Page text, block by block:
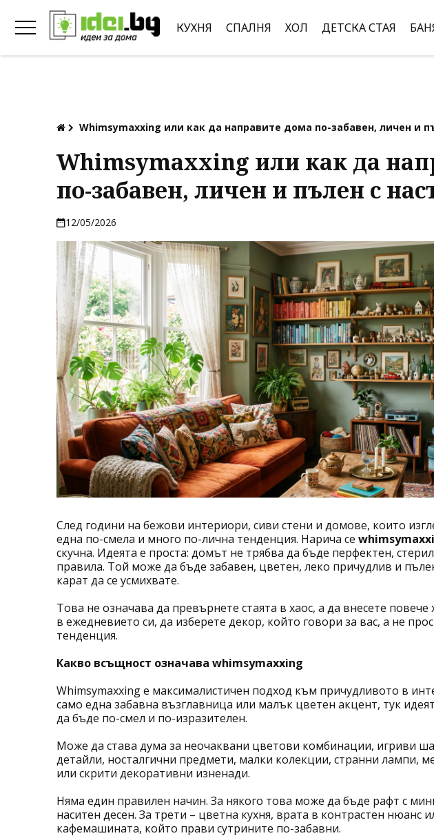
КУХНЯ СПАЛНЯ ХОЛ ДЕТСКА СТАЯ
Whimsymaxxing или как да направите дома по-забавен, личен и
Whimsymaxxing или как да
по-забавен, личен и пълен с
12/05/2026
След години на бежови интериори, сиви стени и домове, които
една по-смела и много по-лична тенденция. Нарича се
скучна. Идеята е проста: домът не трябва да бъде перфектен,
правила. Той може да бъде забавен, цветен, леко причудлив и
карат да се усмихвате.
Това не означава да превърнете стаята в хаос, а да внесете повече
в ежедневието си, да изберете декор, който говори за вас, а не
тенденция.
Какво всъщност означава whimsymaxxing
Whimsymaxxing е максималистичен подход към причудливото в
само една забавна възглавница или малък цветен акцент, тук
да бъде по-смел и по-изразителен.
Може да става дума за неочаквани цветови комбинации, игриви
детайли, носталгични предмети, малки колекции, странни лампи,
или скрити декоративни изненади.
Няма един правилен начин. За някого това може да бъде рафт с
наситен десен. За трети – цветна кухня, врата в контрастен нюанс
кафемашината, който прави сутрините по-забавни.